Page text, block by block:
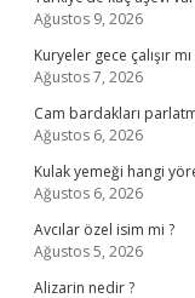
Ağustos 9, 2026
Kuryeler gece çalışır mı
Ağustos 7, 2026
Cam bardakları
Ağustos 6, 2026
Kulak yemeği hangi
Ağustos 6, 2026
Avcılar özel isim mi ?
Ağustos 5, 2026
Alizarin nedir ?